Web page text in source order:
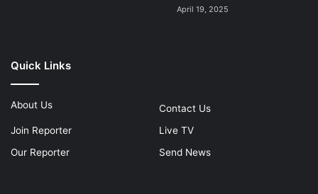
April 19, 2025
Quick Links
About Us
Contact Us
Join Reporter
Live TV
Our Reporter
Send News